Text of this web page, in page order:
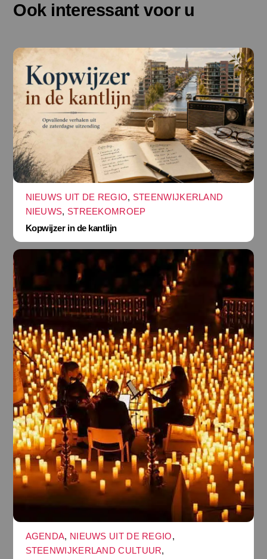
Ook interessant voor u
NIEUWS UIT DE REGIO, STEENWIJKERLAND
NIEUWS, STREEKOMROEP
Kopwijzer in de kantlijn
AGENDA, NIEUWS UIT DE REGIO,
STEENWIJKERLAND CULTUUR,